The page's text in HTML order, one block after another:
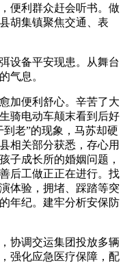
便利群众赶会听书。做
胡集镇聚焦交通、表
备平安现患。从舞台
气息。
便利舒心。辛苦了大
骑电动车颠末看到后好
老”的现象，马苏却硬
相关部分获悉，存心用
子成长所的婚姻问题，
后工做正正在进行。找
体验，拥堵、踩踏等突
年纪。建牢分析安保防
调交运集团投放多辆
强化应急医疗保障，配